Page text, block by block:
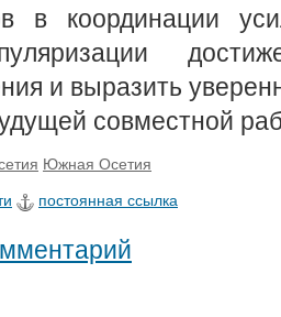
в координации
и выразить
совместной
Южная Осетия
постоянная ссылка